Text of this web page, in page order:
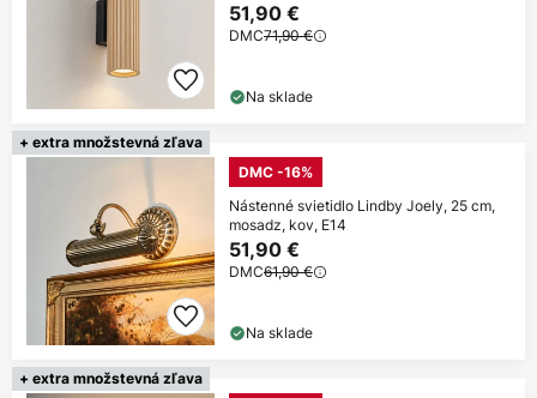
51,90 €
DMC71,90 €
Na sklade
+ extra množstevná zľava
DMC -16%
Nástenné svietidlo Lindby Joely, 25 cm,
mosadz, kov, E14
51,90 €
DMC61,90 €
Na sklade
+ extra množstevná zľava